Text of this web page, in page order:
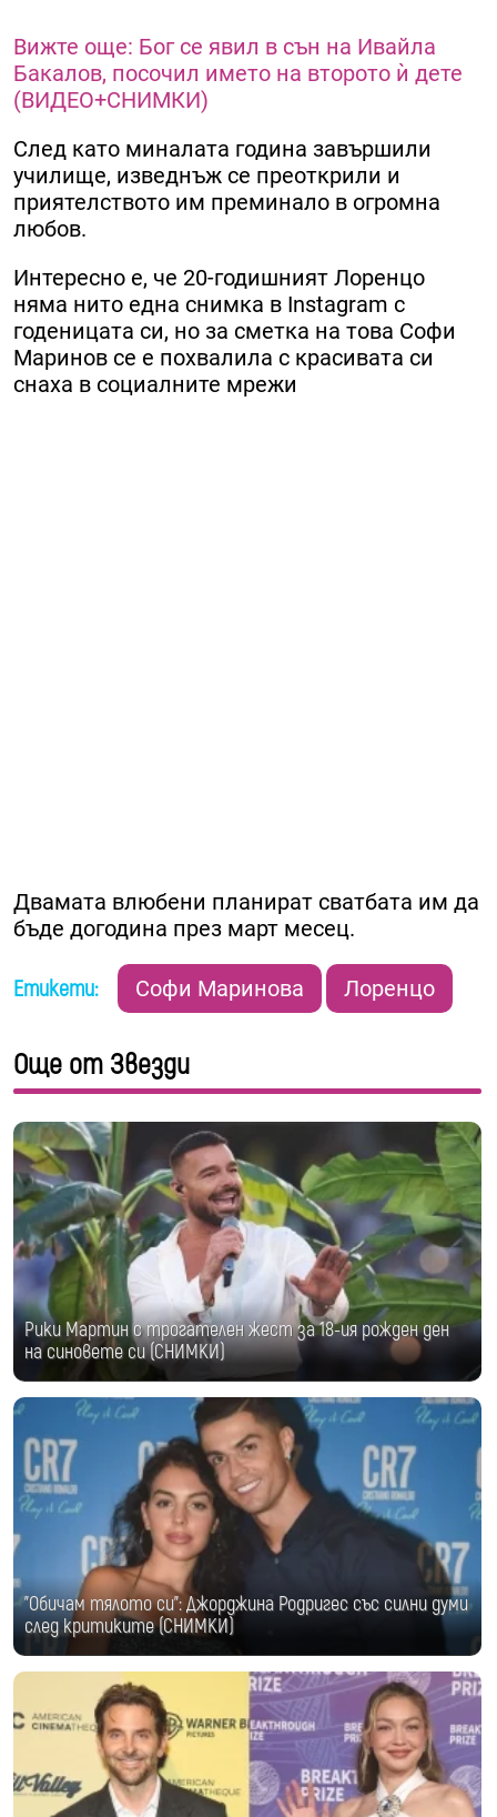
Вижте още: Бог се явил в сън на Ивайла
Бакалов, посочил името на второто ѝ дете
(ВИДЕО+СНИМКИ)
След като миналата година завършили
училище, изведнъж се преоткрили и
приятелството им преминало в огромна
любов.
Интересно е, че 20-годишният Лоренцо
няма нито една снимка в Instagram с
годеницата си, но за сметка на това Софи
Маринов се е похвалила с красивата си
снаха в социалните мрежи
Двамата влюбени планират сватбата им да
бъде догодина през март месец.
Етикети: Софи Маринова Лоренцо
Още от Звезди
Рики Мартин с трогателен жест за 18-ия рожден ден
на синовете си (СНИМКИ)
"Обичам тялото си": Джорджина Родригес със силни думи
след критиките (СНИМКИ)